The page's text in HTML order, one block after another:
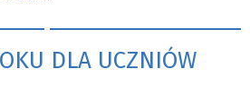
DLA UCZNIÓW